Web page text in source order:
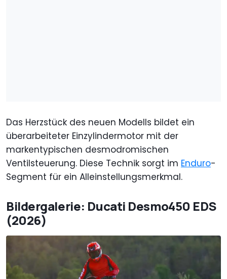
Das Herzstück des neuen Modells bildet ein
überarbeiteter Einzylindermotor mit der
markentypischen desmodromischen
Ventilsteuerung. Diese Technik sorgt im Enduro-
Segment für ein Alleinstellungsmerkmal.
Bildergalerie: Ducati Desmo450 EDS
(2026)